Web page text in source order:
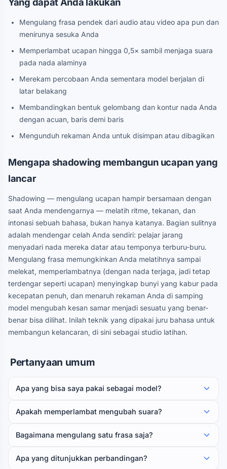
Mengulang frasa pendek dari audio atau video apa pun dan
menirunya sesuka Anda
Memperlambat ucapan hingga 0,5× sambil menjaga suara
pada nada alaminya
Merekam percobaan Anda sementara model berjalan di
latar belakang
Membandingkan bentuk gelombang dan kontur nada Anda
dengan acuan, baris demi baris
Mengunduh rekaman Anda untuk disimpan atau dibagikan
Mengapa shadowing membangun ucapan yang
lancar
Shadowing — mengulang ucapan hampir bersamaan dengan
saat Anda mendengarnya — melatih ritme, tekanan, dan
intonasi sebuah bahasa, bukan hanya katanya. Bagian sulitnya
adalah mendengar celah Anda sendiri: pelajar jarang
menyadari nada mereka datar atau temponya terburu-buru.
Mengulang frasa memungkinkan Anda melatihnya sampai
melekat, memperlambatnya (dengan nada terjaga, jadi tetap
terdengar seperti ucapan) menyingkap bunyi yang kabur pada
kecepatan penuh, dan menaruh rekaman Anda di samping
model mengubah kesan samar menjadi sesuatu yang benar-
benar bisa dilihat. Inilah teknik yang dipakai juru bahasa untuk
membangun kelancaran, di sini sebagai studio latihan.
Pertanyaan umum
Apa yang bisa saya pakai sebagai model?
Apakah memperlambat mengubah suara?
Bagaimana mengulang satu frasa saja?
Apa yang ditunjukkan perbandingan?